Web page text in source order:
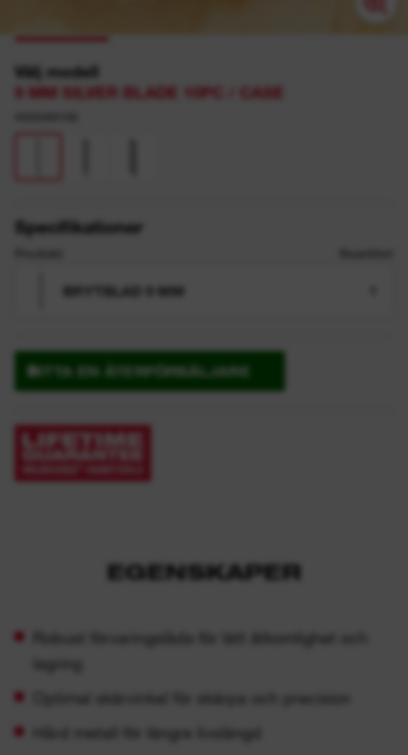
Välj modell
9 MM SILVER BLADE 10PC / CASE
Specifikationer
BRYTBLAD 9 MM
HITTA EN ÅTERFÖRSÄLJARE
EGENSKAPER
Robust förvaringslåda för lätt åtkomlighet och
lagring
Optimal skärvinkel för skärpa och precision
Hård metall för längre livslängd